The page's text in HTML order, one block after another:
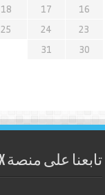
16
17
18
23
24
25
30
31
تابعنا على منصة X